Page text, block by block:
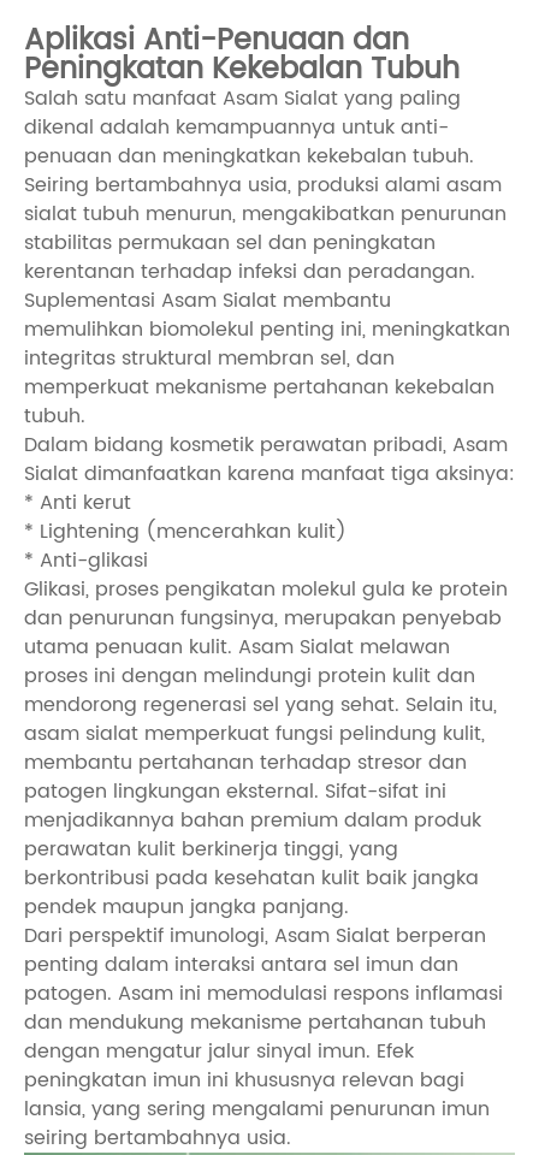
Aplikasi Anti-Penuaan dan
Peningkatan Kekebalan Tubuh
Salah satu manfaat Asam Sialat yang paling
dikenal adalah kemampuannya untuk anti-
penuaan dan meningkatkan kekebalan tubuh.
Seiring bertambahnya usia, produksi alami asam
sialat tubuh menurun, mengakibatkan penurunan
stabilitas permukaan sel dan peningkatan
kerentanan terhadap infeksi dan peradangan.
Suplementasi Asam Sialat membantu
memulihkan biomolekul penting ini, meningkatkan
integritas struktural membran sel, dan
memperkuat mekanisme pertahanan kekebalan
tubuh.
Dalam bidang kosmetik perawatan pribadi, Asam
Sialat dimanfaatkan karena manfaat tiga aksinya:
* Anti kerut
* Lightening (mencerahkan kulit)
* Anti-glikasi
Glikasi, proses pengikatan molekul gula ke protein
dan penurunan fungsinya, merupakan penyebab
utama penuaan kulit. Asam Sialat melawan
proses ini dengan melindungi protein kulit dan
mendorong regenerasi sel yang sehat. Selain itu,
asam sialat memperkuat fungsi pelindung kulit,
membantu pertahanan terhadap stresor dan
patogen lingkungan eksternal. Sifat-sifat ini
menjadikannya bahan premium dalam produk
perawatan kulit berkinerja tinggi, yang
berkontribusi pada kesehatan kulit baik jangka
pendek maupun jangka panjang.
Dari perspektif imunologi, Asam Sialat berperan
penting dalam interaksi antara sel imun dan
patogen. Asam ini memodulasi respons inflamasi
dan mendukung mekanisme pertahanan tubuh
dengan mengatur jalur sinyal imun. Efek
peningkatan imun ini khususnya relevan bagi
lansia, yang sering mengalami penurunan imun
seiring bertambahnya usia.